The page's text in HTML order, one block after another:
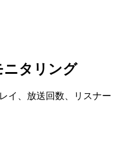
ニタリング
イ、放送回数、リスナー